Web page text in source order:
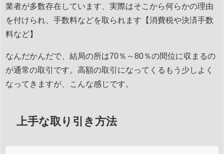
業者が多数存在しています、実際はそこから何らかの理由
を付けられ、手数料などを取られます【消費税や決済手数
料など】
なんだかんだで、結局の所は70％～80％の間位に収まるの
が通常の取引です。高額の取引になってくるもう少しよく
なってきますが、こんな感じです。
上手な取り引き方法